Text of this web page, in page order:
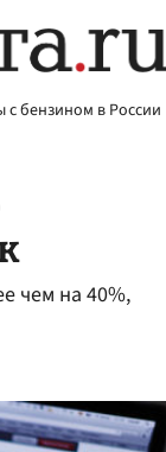
бензином в России
чем на 40%,